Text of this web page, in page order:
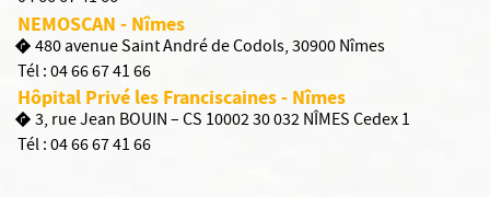
NEMOSCAN - Nîmes
480 avenue Saint André de Codols, 30900 Nîmes
Tél :04 66 67 41 66
Hôpital Privé les Franciscaines - Nîmes
3, rue Jean BOUIN – CS 10002 30 032 NÎMES Cedex 1
Tél :04 66 67 41 66